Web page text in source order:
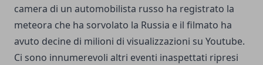
camera di un automobilista russo ha registrato la
meteora che ha sorvolato la Russia e il filmato ha
avuto decine di milioni di visualizzazioni su Youtube.
Ci sono innumerevoli altri eventi inaspettati ripresi